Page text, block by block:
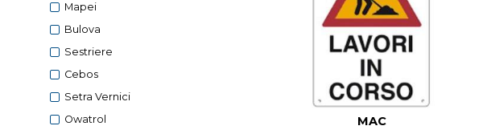
Mapei
Bulova
Sestriere
Cebos
Setra Vernici
Owatrol
MAC